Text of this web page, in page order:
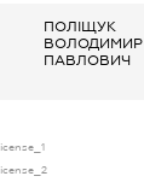
ПОЛІЩУК
ВОЛОДИМИР
ПАВЛОВИЧ